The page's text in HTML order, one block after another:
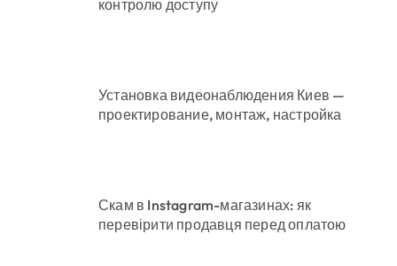
контролю доступу
Установка видеонаблюдения Киев —
проектирование, монтаж, настройка
Скам в Instagram-магазинах: як
перевірити продавця перед оплатою